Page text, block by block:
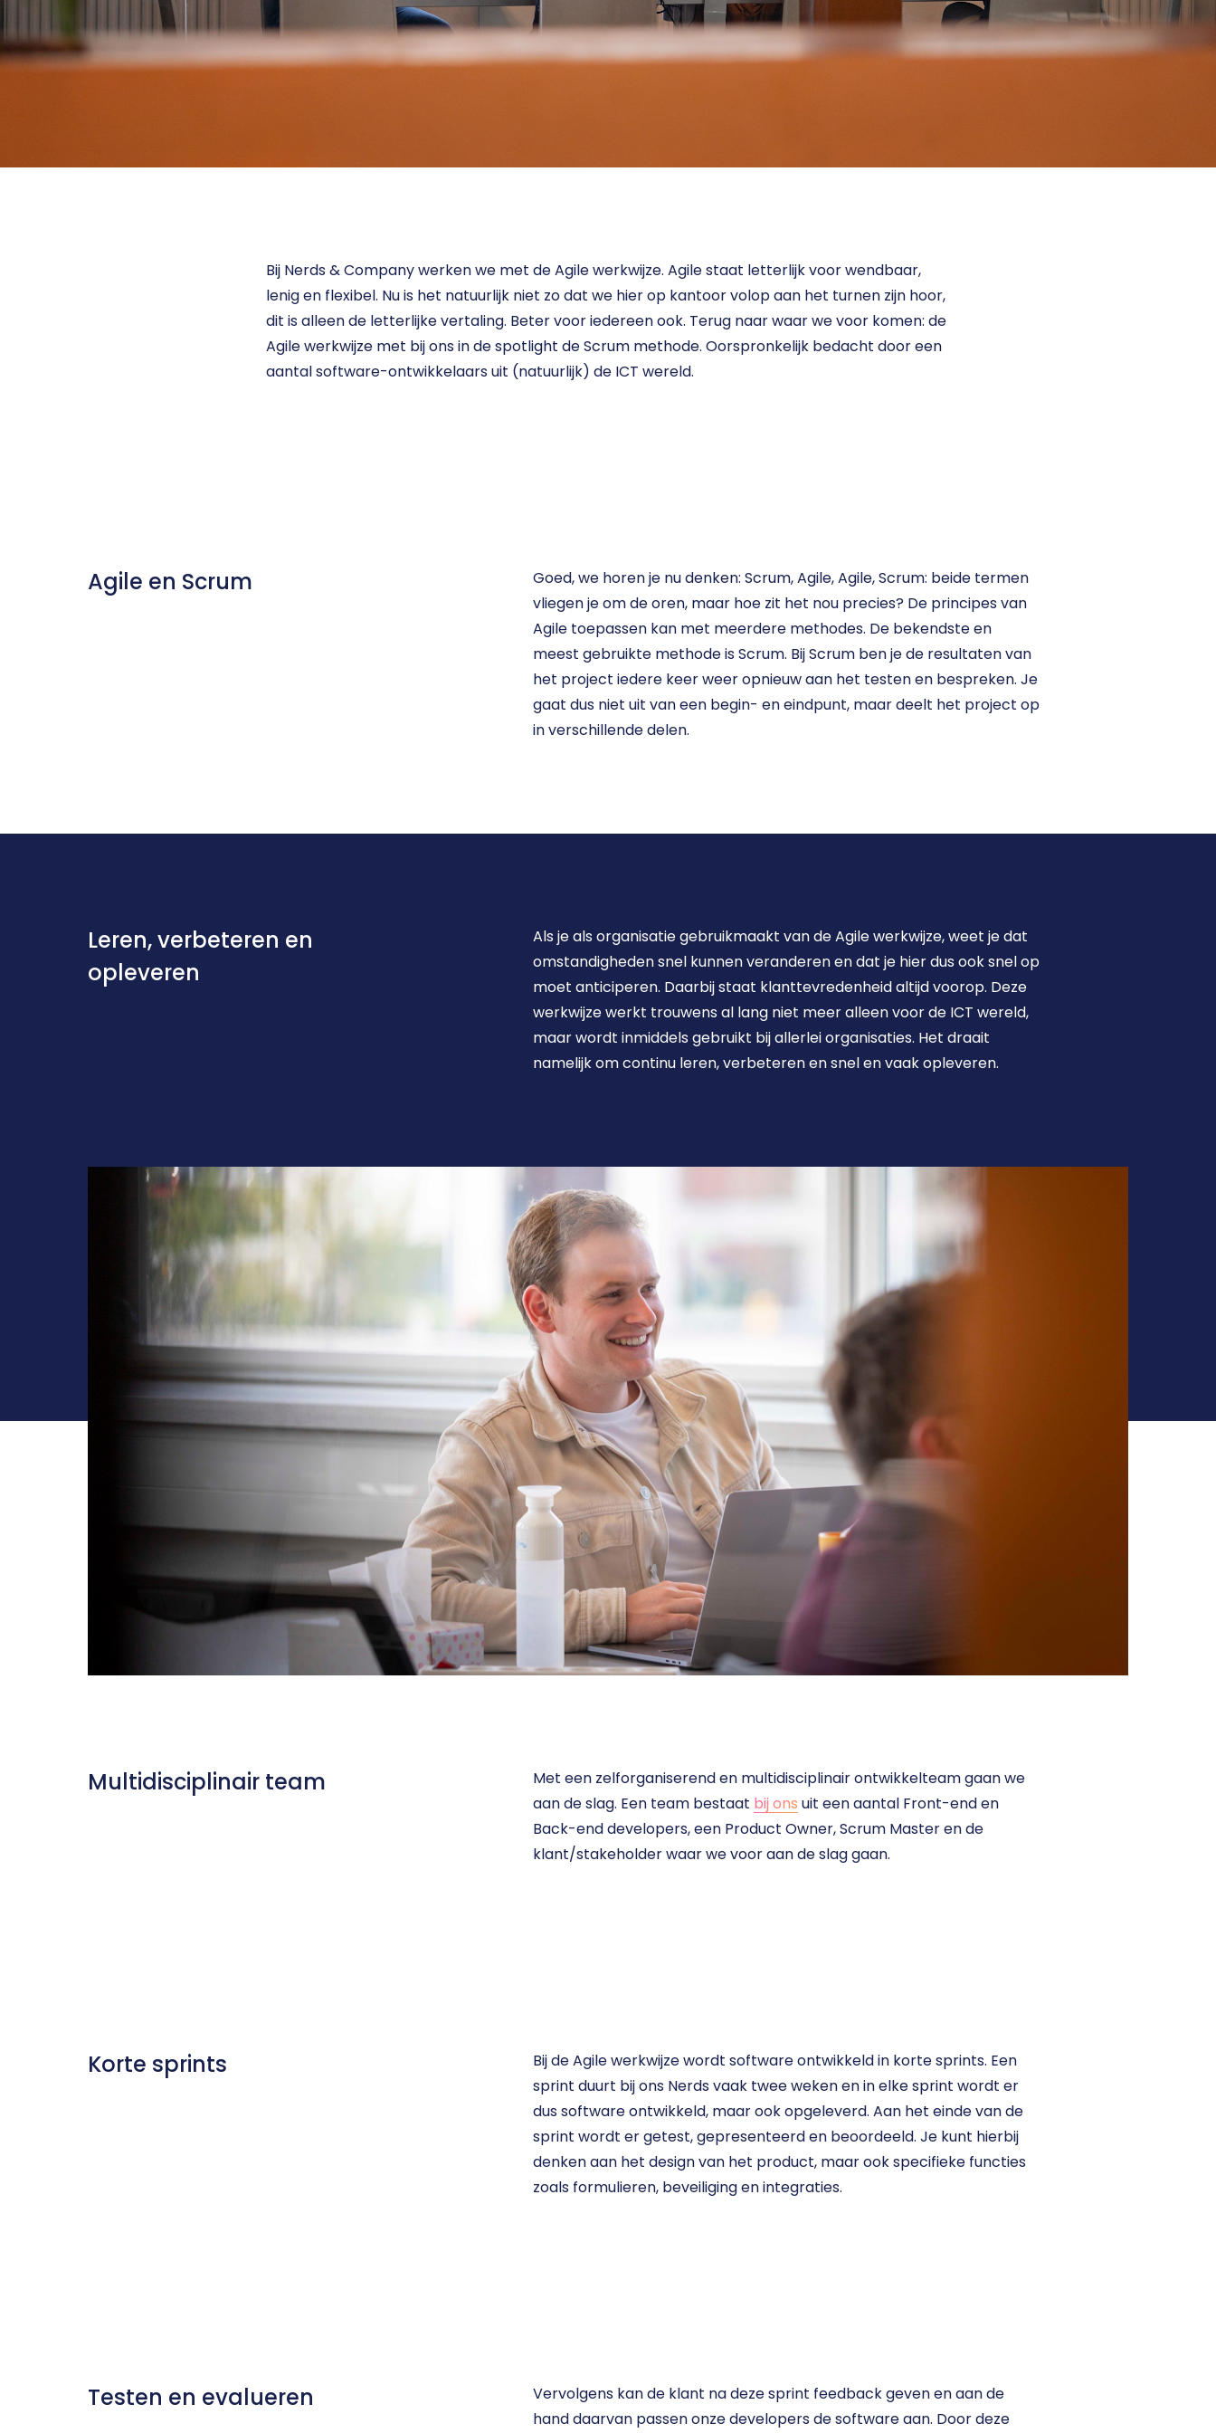
28 januari 2026
Bij Nerds & Company werken we met de Agile werkwijze. Agile staat letterlijk voor wendbaar,
lenig en flexibel. Nu is het natuurlijk niet zo dat we hier op kantoor volop aan het turnen zijn hoor,
dit is alleen de letterlijke vertaling. Beter voor iedereen ook. Terug naar waar we voor komen: de
Agile werkwijze met bij ons in de spotlight de Scrum methode. Oorspronkelijk bedacht door een
aantal software-ontwikkelaars uit (natuurlijk) de ICT wereld.
Agile en Scrum
Goed, we horen je nu denken: Scrum, Agile, Agile, Scrum: beide termen
vliegen je om de oren, maar hoe zit het nou precies? De principes van
Agile toepassen kan met meerdere methodes. De bekendste en
meest gebruikte methode is Scrum. Bij Scrum ben je de resultaten van
het project iedere keer weer opnieuw aan het testen en bespreken. Je
gaat dus niet uit van een begin- en eindpunt, maar deelt het project op
in verschillende delen.
Leren, verbeteren en
opleveren
Als je als organisatie gebruikmaakt van de Agile werkwijze, weet je dat
omstandigheden snel kunnen veranderen en dat je hier dus ook snel op
moet anticiperen. Daarbij staat klanttevredenheid altijd voorop. Deze
werkwijze werkt trouwens al lang niet meer alleen voor de ICT wereld,
maar wordt inmiddels gebruikt bij allerlei organisaties. Het draait
namelijk om continu leren, verbeteren en snel en vaak opleveren.
Multidisciplinair team
Met een zelforganiserend en multidisciplinair ontwikkelteam gaan we
aan de slag. Een team bestaat bij ons uit een aantal Front-end en
Back-end developers, een Product Owner, Scrum Master en de
klant/stakeholder waar we voor aan de slag gaan.
Korte sprints
Bij de Agile werkwijze wordt software ontwikkeld in korte sprints. Een
sprint duurt bij ons Nerds vaak twee weken en in elke sprint wordt er
dus software ontwikkeld, maar ook opgeleverd. Aan het einde van de
sprint wordt er getest, gepresenteerd en beoordeeld. Je kunt hierbij
denken aan het design van het product, maar ook specifieke functies
zoals formulieren, beveiliging en integraties.
Testen en evalueren
Vervolgens kan de klant na deze sprint feedback geven en aan de
hand daarvan passen onze developers de software aan. Door deze